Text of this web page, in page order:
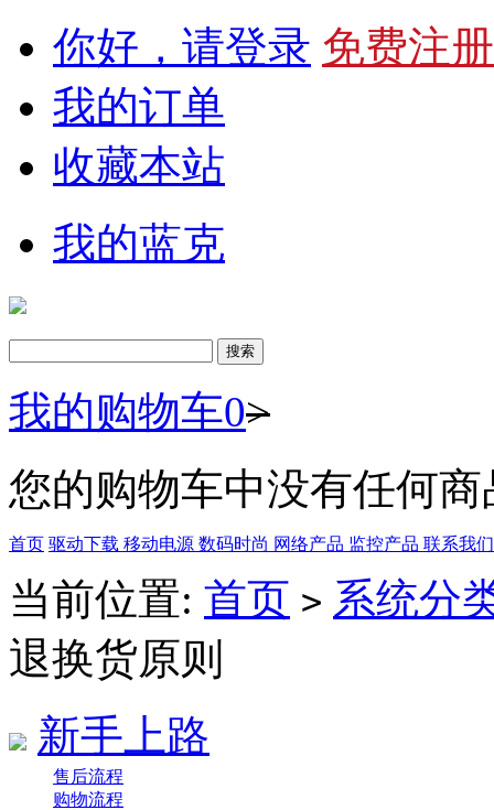
你好，请登录 免费注册
我的订单
收藏本站
我的蓝克
我的购物车0>
您的购物车中没有任何商
首页 驱动下载 移动电源 数码时尚 网络产品 监控产品 联系我
当前位置: 首页 > 系统分
退换货原则
新手上路
售后流程
购物流程